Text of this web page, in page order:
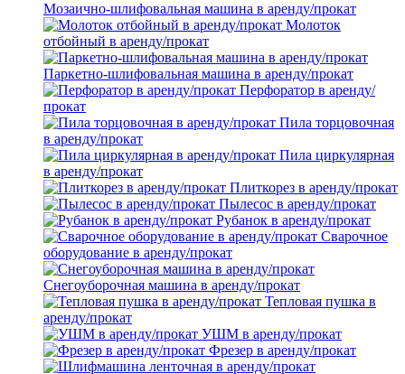
Мозаично-шлифовальная машина в аренду/прокат
Молоток
отбойный в аренду/прокат
Паркетно-шлифовальная машина в аренду/прокат
Перфоратор в аренду/
прокат
Пила торцовочная
в аренду/прокат
Пила циркулярная
в аренду/прокат
Плиткорез в аренду/прокат
Пылесос в аренду/прокат
Рубанок в аренду/прокат
Сварочное
оборудование в аренду/прокат
Снегоуборочная машина в аренду/прокат
Тепловая пушка в
аренду/прокат
УШМ в аренду/прокат
Фрезер в аренду/прокат